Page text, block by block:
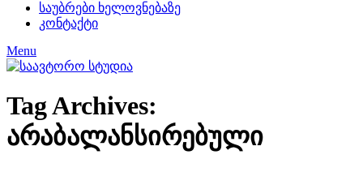
საუბრები ხელოვნებაზე
კონტაქტი
Menu
Tag Archives:
არაბალანსირებული